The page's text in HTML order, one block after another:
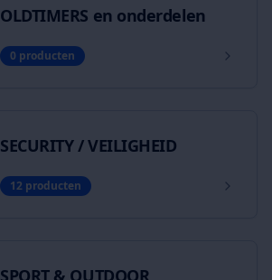
OLDTIMERS en onderdelen
0 producten
SECURITY / VEILIGHEID
12 producten
SPORT & OUTDOOR